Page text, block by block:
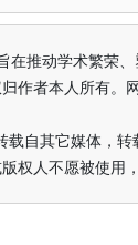
推动学术繁荣、
作者本人所有。
载自其它媒体，
权人不愿被使用